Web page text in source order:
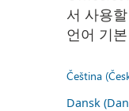
서 사용
언어 기
Čeština
Dansk